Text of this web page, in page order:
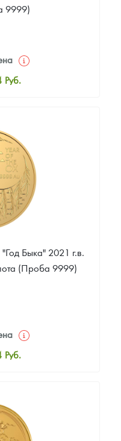
9999)
Руб.
Руб.
Быка" 2021 г.в.
(Проба 9999)
Руб.
Руб.